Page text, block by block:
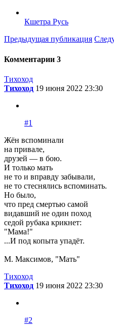
Кшетра Русь
Предыдущая публикация
Комментарии 3
Тихоход
Тихоход 19 июня 2022 23:30
#1
Жён вспоминали
на привале,
друзей — в бою.
И только мать
не то и вправду забывали,
не то стеснялись вспоминать.
Но было,
что пред смертью самой
видавший не один поход
седой рубака крикнет:
"Мама!"
...И под копыта упадёт.
М. Максимов, "Мать"
Тихоход
Тихоход 19 июня 2022 23:30
#2